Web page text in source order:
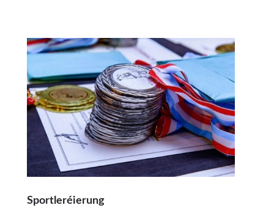
Sportleréierung